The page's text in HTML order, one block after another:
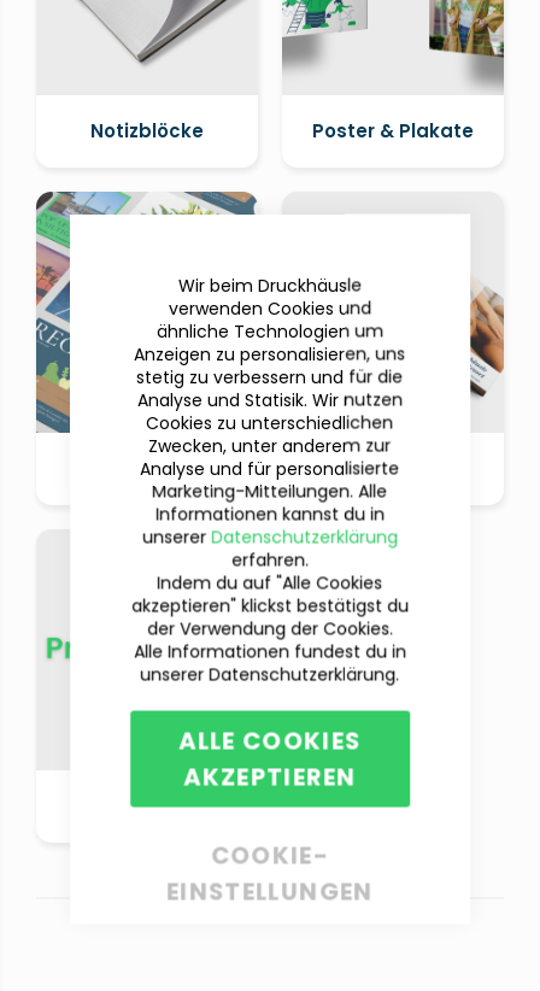
Notizblöcke Poster & Plakate
Postkarten Wickelfalzflyer
anschauen
Wir beim Druckhäusle
verwenden Cookies und
ähnliche Technologien um
Anzeigen zu personalisieren, uns
stetig zu verbessern und für die
Analyse und Statisik. Wir nutzen
Cookies zu unterschiedlichen
Zwecken, unter anderem zur
Analyse und für personalisierte
Marketing-Mitteilungen. Alle
Informationen kannst du in
unserer Datenschutzerklärung
erfahren.
Indem du auf "Alle Cookies
akzeptieren" klickst bestätigst du
der Verwendung der Cookies.
Alle Informationen fundest du in
unserer Datenschutzerklärung.
ALLE COOKIES
AKZEPTIEREN
COOKIE-
EINSTELLUNGEN